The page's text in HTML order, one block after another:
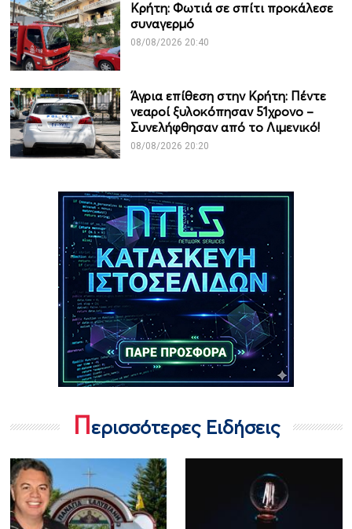
Κρήτη: Φωτιά σε σπίτι προκάλεσε
συναγερμό
08/08/2026 20:40
Άγρια επίθεση στην Κρήτη: Πέντε
νεαροί ξυλοκόπησαν 51χρονο –
Συνελήφθησαν από το Λιμενικό!
08/08/2026 20:20
Περισσότερες Ειδήσεις